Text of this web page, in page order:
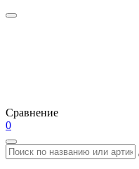
Сравнение
0